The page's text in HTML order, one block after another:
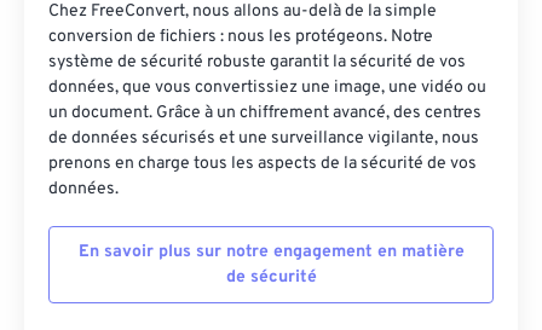
Chez FreeConvert, nous allons au-delà de la simple
conversion de fichiers : nous les protégeons. Notre
système de sécurité robuste garantit la sécurité de vos
données, que vous convertissiez une image, une vidéo ou
un document. Grâce à un chiffrement avancé, des centres
de données sécurisés et une surveillance vigilante, nous
prenons en charge tous les aspects de la sécurité de vos
données.
En savoir plus sur notre engagement en matière
de sécurité